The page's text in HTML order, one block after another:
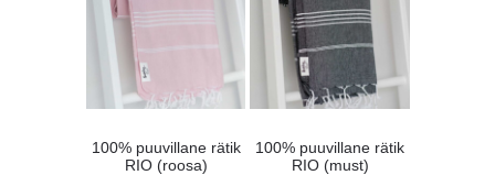
100% puuvillane rätik
RIO (roosa)
100% puuvillane rätik
RIO (must)